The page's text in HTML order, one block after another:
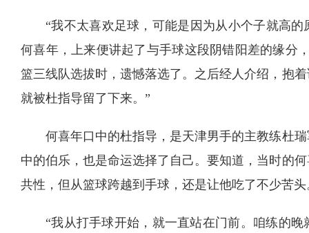
“我不太喜欢足球，可能是因为从小个子就高
何喜年，上来便讲起了与手球这段阴错阳差的缘分
篮三线队选拔时，遗憾落选了。之后经人介绍，抱
就被杜指导留了下来。”
何喜年口中的杜指导，是天津男手的主教练杜
中的伯乐，也是命运选择了自己。要知道，当时的
共性，但从篮球跨越到手球，还是让他吃了不少苦头
“我从打手球开始，就一直站在门前。咱练的